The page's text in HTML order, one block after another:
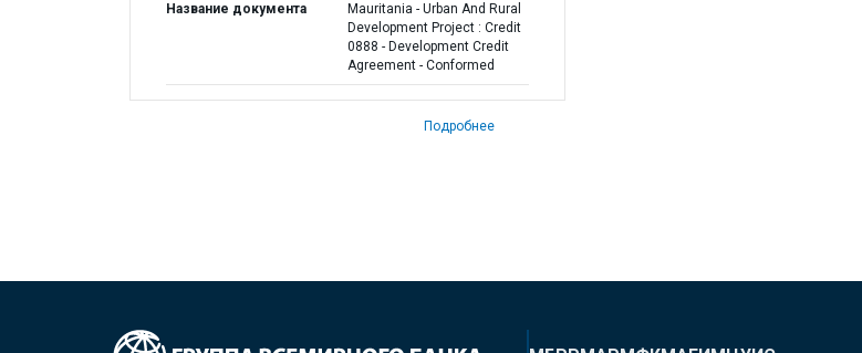
Название документа
Mauritania - Urban And Rural
Development Project : Credit
0888 - Development Credit
Agreement - Conformed
Подробнее